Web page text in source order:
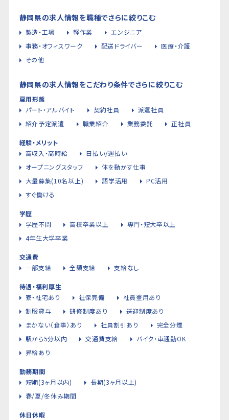
静岡県の求人情報を職種でさらに絞りこむ
製造・工場 軽作業
エンジニア
事務・オフィスワーク
配送ドライバー
医療・介護
その他
静岡県の求人情報をこだわり条件でさらに絞りこむ
雇用形態
パート・アルバイト
契約社員
派遣社員
紹介予定派遣
職業紹介 業務委託 正社員
経験・メリット
高収入・高時給
日払い/週払い
オープニングスタッフ
体を動かす仕事
大量募集(10名以上)
語学活用
PC活用
すぐ働ける
学歴
学歴不問
高校卒業以上
専門・短大卒以上
4年生大学卒業
交通費
一部支給
全額支給 支給なし
待遇・福利厚生
寮・社宅あり
社保完備
社員登用あり
制服貸与
研修制度あり
送迎制度あり
まかない（食事）あり
社員割引あり
完全分煙
駅から5分以内
交通費支給
バイク・車通勤OK
昇給あり
勤務期間
短期(3ヶ月以内)
長期(3ヶ月以上)
春/夏/冬休み期間
休日休暇